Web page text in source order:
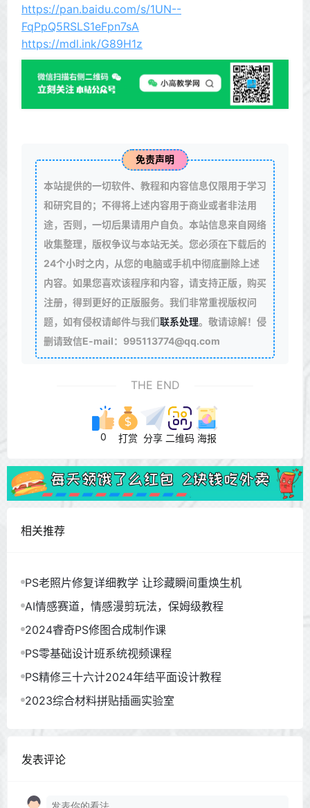
https://pan.baidu.com/s/1UN--
FqPpQ5RSLS1eFpn7sA
https://mdl.ink/G89H1z
免责声明
本站提供的一切软件、教程和内容信息仅限用于学习
和研究目的；不得将上述内容用于商业或者非法用
途，否则，一切后果请用户自负。本站信息来自网络
收集整理，版权争议与本站无关。您必须在下载后的
24个小时之内，从您的电脑或手机中彻底删除上述
内容。如果您喜欢该程序和内容，请支持正版，购买
注册，得到更好的正版服务。我们非常重视版权问
题，如有侵权请邮件与我们联系处理。敬请谅解！侵
删请致信E-mail：995113774@qq.com
THE END
0 打赏 分享 二维码 海报
相关推荐
PS老照片修复详细教学 让珍藏瞬间重焕生机
AI情感赛道，情感漫剪玩法，保姆级教程
2024睿奇PS修图合成制作课
PS零基础设计班系统视频课程
PS精修三十六计2024年结平面设计教程
2023综合材料拼贴插画实验室
发表评论